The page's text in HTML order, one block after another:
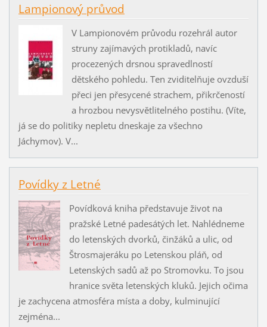
Lampionový průvod
V Lampionovém průvodu rozehrál autor
struny zajímavých protikladů, navíc
procezených drsnou spravedlností
dětského pohledu. Ten zviditelňuje ovzduší
přeci jen přesycené strachem, přikrčeností
a hrozbou nevysvětlitelného postihu. (Víte,
já se do politiky nepletu dneskaje za všechno
Jáchymov). V...
Povídky z Letné
Povídková kniha představuje život na
pražské Letné padesátých let. Nahlédneme
do letenských dvorků, činžáků a ulic, od
Štrosmajeráku po Letenskou pláň, od
Letenských sadů až po Stromovku. To jsou
hranice světa letenských kluků. Jejich očima
je zachycena atmosféra místa a doby, kulminující
zejména...